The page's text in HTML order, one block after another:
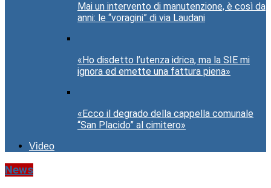
Mai un intervento di manutenzione, è così da
anni: le “voragini” di via Laudani
«Ho disdetto l’utenza idrica, ma la SIE mi
ignora ed emette una fattura piena»
«Ecco il degrado della cappella comunale
“San Placido” al cimitero»
Video
News